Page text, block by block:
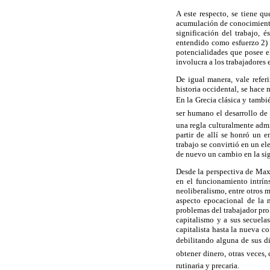
A este respecto, se tiene
acumulación de
significación del trabajo,
entendido como esfuerzo
potencialidades que posee
involucra a los trabajadores
De igual manera, vale
historia occidental, se hace
En la Grecia clásica y
ser humano el desarrollo de
una regla culturalmente
partir de allí se honró un
trabajo se convirtió en un
de nuevo un cambio en la
Desde la perspectiva de
en el funcionamiento
neoliberalismo, entre otros
aspecto epocacional de la
problemas del trabajador
capitalismo y a sus
capitalista hasta la nueva
debilitando alguna de sus
obtener dinero, otras
rutinaria y precaria.